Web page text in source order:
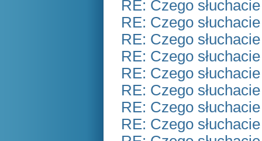
RE: Czego
RE: Czego
RE: Czego
RE: Czego
RE: Czego
RE: Czego
RE: Czego
RE: Czego